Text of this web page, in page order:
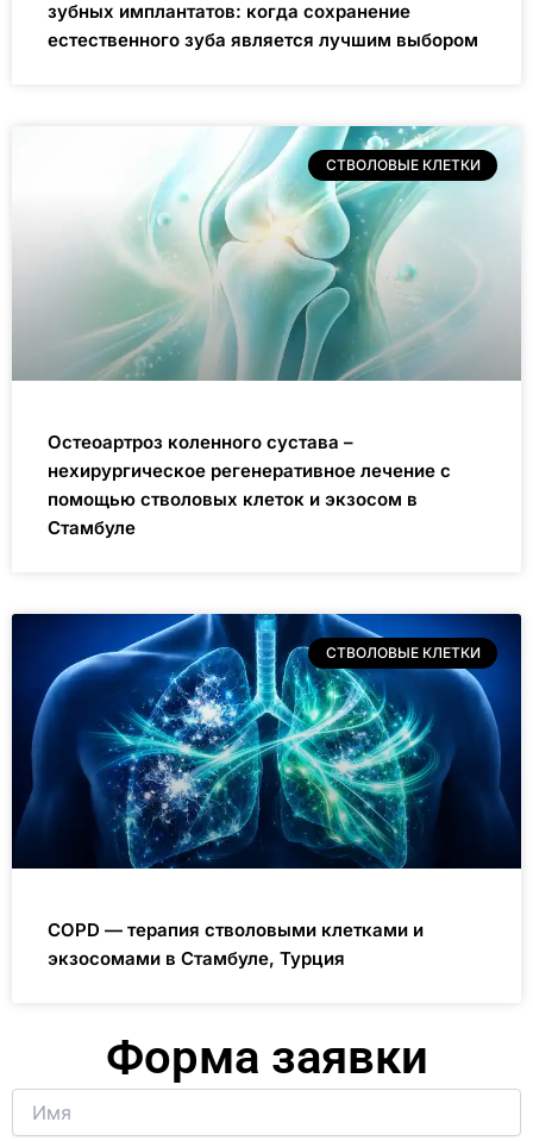
зубных имплантатов: когда сохранение
естественного зуба является лучшим выбором
СТВОЛОВЫЕ КЛЕТКИ
Остеоартроз коленного сустава –
нехирургическое регенеративное лечение с
помощью стволовых клеток и экзосом в
Стамбуле
СТВОЛОВЫЕ КЛЕТКИ
COPD — терапия стволовыми клетками и
экзосомами в Стамбуле, Турция
Форма заявки